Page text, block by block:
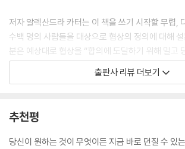
면, 이기적이고 부정확한 답을 얻는다. 그 대신 나는
질문을 선호한다. 예를 들어, 나는 “내가 왜 그랬을
결정에 영향을 미쳤을까?”라고 물을 것이다.
--- 「1부 나를 돌아보는 다섯 가지 질문」중에서
우리는 일반적으로 감정을 숨기거나 감정이 존재한
오히려 파괴적이다. 그보다는 감정을 직시하는 것이
정을 둘러싼 안개나 혼란을 제거해서 정돈된 느낌
저자 알렉산드라 카터는 이 책을 쓰기 시작할 무렵,
수백 명의 사람들을 대상으로 협상의 정의에 대해
분은 예상대로 협상을 “합의에 도달하기 위해 밀고
고, 그중 절반은 손실을 의미하는 ‘타협’이나 ‘양보’
사람들은 협상을 눈에 보이는 결과를 얻는 것만이 목
협상에 대한 이러한 오해는 협상이란 사업가나 정치
출판사 리뷰 더보기
추천평
당신이 원하는 것이 무엇이든 지금 바로 던질 수 있